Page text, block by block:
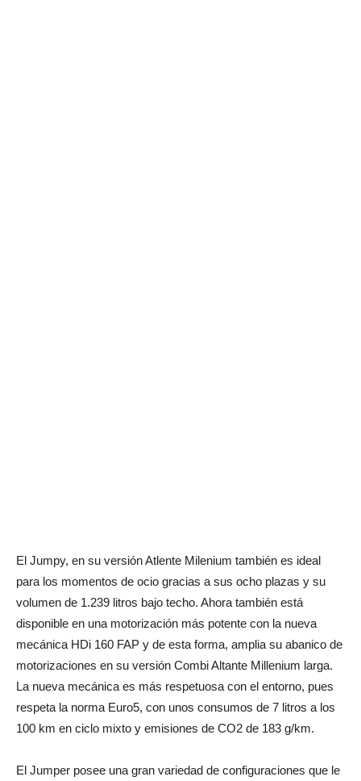
El Jumpy, en su versión Atlente Milenium también es ideal
para los momentos de ocio gracias a sus ocho plazas y su
volumen de 1.239 litros bajo techo. Ahora también está
disponible en una motorización más potente con la nueva
mecánica HDi 160 FAP y de esta forma, amplia su abanico de
motorizaciones en su versión Combi Altante Millenium larga.
La nueva mecánica es más respetuosa con el entorno, pues
respeta la norma Euro5, con unos consumos de 7 litros a los
100 km en ciclo mixto y emisiones de CO2 de 183 g/km.
El Jumper posee una gran variedad de configuraciones que le